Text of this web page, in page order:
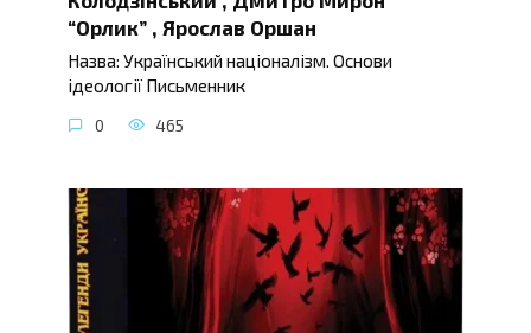
“Орлик” , Ярослав Оршан
Назва: Український націоналізм. Основи
ідеології Письменник
0 465